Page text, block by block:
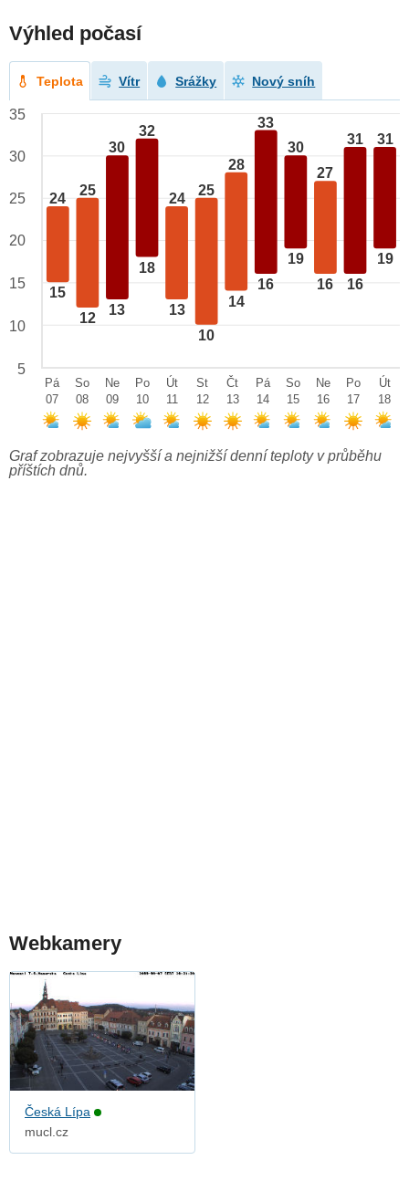
Výhled počasí
Teplota Vítr Srážky Nový sníh
24
15
25
12
30
13
32
18
24
13
25
10
28
14
33
16
30
19
27
16
31
16
31
19
35
30
25
20
15
10
5
Pá
07
So
08
Ne
09
Po
10
Út
11
St
12
Čt
13
Pá
14
So
15
Ne
16
Po
17
Út
18
Graf zobrazuje nejvyšší a nejnižší denní teploty v průběhu
příštích dnů.
Webkamery
Česká Lípa
mucl.cz